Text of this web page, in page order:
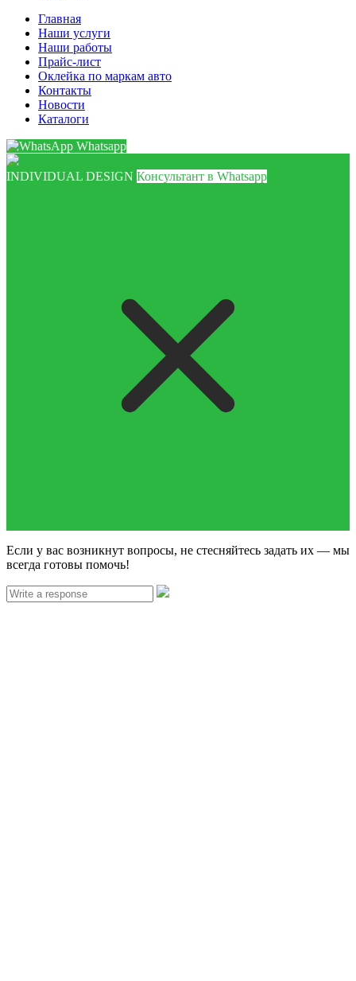
Главная
Наши услуги
Наши работы
Прайс-лист
Оклейка по маркам авто
Контакты
Новости
Каталоги
Whatsapp
INDIVIDUAL DESIGN Консультант в Whatsapp
Если у вас возникнут вопросы, не стесняйтесь задать их — мы
всегда готовы помочь!